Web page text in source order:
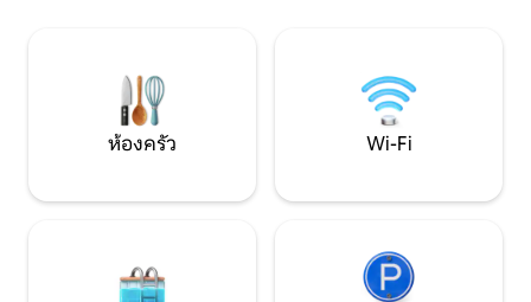
เทศบาล
ห้องครัว Wi-Fi